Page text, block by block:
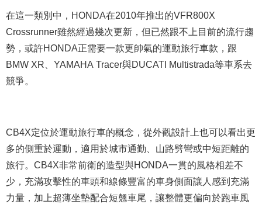
在這一類別中，HONDA在2010年推出的VFR800X
Crossrunner雖然經過幾次更新，但已然跟不上目前的流行趨
勢，或許HONDA正需要一款更帥氣的運動旅行車款，跟
BMW XR、YAMAHA Tracer與DUCATI Multistrada等車系去
競爭。
CB4X定位於運動旅行車的概念，從外觀設計上也可以看出更
多的側重於運動，適用於城市通勤、山路劈彎或中短距離的
旅行。CB4X非常前衛的造型與HONDA一貫的風格相差不
少，充滿攻擊性的車頭和線條豐富的車身側面讓人感到充滿
力量，加上超薄坐墊配合短翹車尾，讓整體更偏向於跑車風